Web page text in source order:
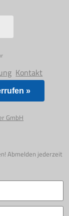
Kontakt
»
GmbH
Abmelden jederzeit